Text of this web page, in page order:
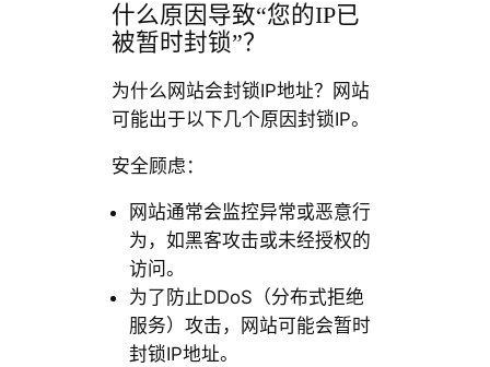
什么原因导致“您的IP已
被暂时封锁”？
为什么网站会封锁IP地址？网站
可能出于以下几个原因封锁IP。
安全顾虑：
网站通常会监控异常或恶意行
为，如黑客攻击或未经授权的
访问。
为了防止DDoS（分布式拒绝
服务）攻击，网站可能会暂时
封锁IP地址。